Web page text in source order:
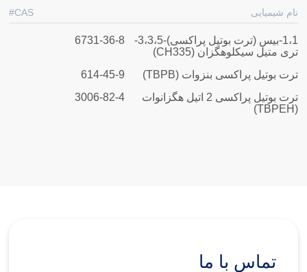
نام شیمیایی CAS#
1،1-بیس (ترت بوتیل پراکسی)-3،3،5-
تری متیل سیکلوهگزان (CH335)
6731-36-8
ترت بوتیل پراکسی بنزوات (TBPB)
614-45-9
ترت بوتیل پراکسی 2 اتیل هگزانوات
(TBPEH)
3006-82-4
تماس با ما